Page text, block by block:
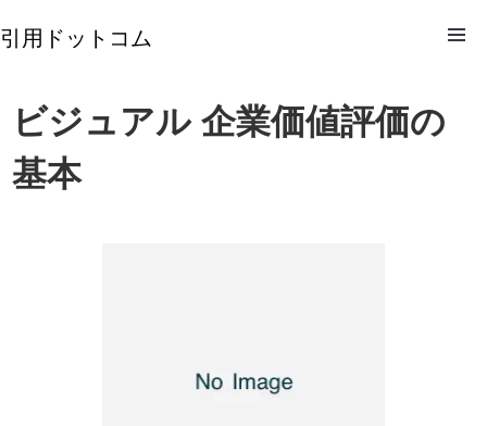
引用ドットコム
ビジュアル 企業価値評価の
基本